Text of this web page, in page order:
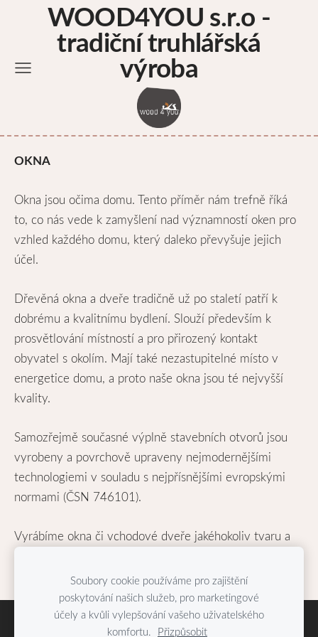
WOOD4YOU s.r.o -
tradiční truhlářská
výroba
OKNA
Okna jsou očima domu. Tento příměr nám trefně říká
to, co nás vede k zamyšlení nad významností oken pro
vzhled každého domu, který daleko převyšuje jejich
účel.
Dřevěná okna a dveře tradičně už po staletí patří k
dobrému a kvalitnímu bydlení. Slouží především k
prosvětlování místností a pro přirozený kontakt
obyvatel s okolím. Mají také nezastupitelné místo v
energetice domu, a proto naše okna jsou té nejvyšší
kvality.
Samozřejmě současné výplně stavebních otvorů jsou
vyrobeny a povrchově upraveny nejmodernějšími
technologiemi v souladu s nejpřísnějšími evropskými
normami (ČSN 746101).
Vyrábíme okna či vchodové dveře jakéhokoliv tvaru a
velikosti. Okna rovná, šikmá, kulatá, oblouková,
segmentová, a to dle přání zákazníka, tedy ne sériově.
Cookies
Soubory cookie používáme pro zajištění
poskytování našich služeb, pro marketingové
účely a kvůli vylepšování vašeho uživatelského
komfortu. Přizpůsobit